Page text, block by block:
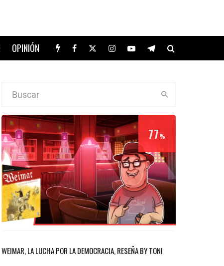
OPINIÓN
77%
WEIMAR, LA LUCHA POR LA DEMOCRACIA, RESEÑA BY TONI